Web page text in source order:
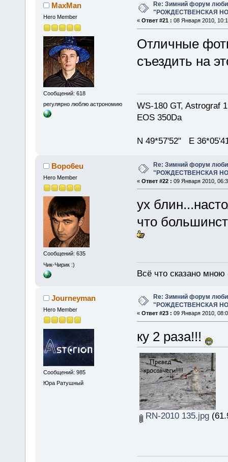
MaxMan
Hero Member
Сообщений: 618
регулярно люблю астрономию
Re: Зимний форум
"РОЖДЕСТВЕНСКАЯ
« Ответ #21 : 08 Января 2010,
Отличные
съездить на
WS-180 GT, Astrograf
EOS 350Da
N 49*57'52" E
Bopo6eu
Hero Member
Сообщений: 635
Чик-Чирик :)
Re: Зимний форум
"РОЖДЕСТВЕНСКАЯ
« Ответ #22 : 09 Января 2010,
ух
что
Всё что сказано
Journeyman
Hero Member
Сообщений: 985
Юра Ратушный
Re: Зимний форум
"РОЖДЕСТВЕНСКАЯ
« Ответ #23 : 09 Января 2010,
ку 2 раза!!!
RN-2010 135.jpg